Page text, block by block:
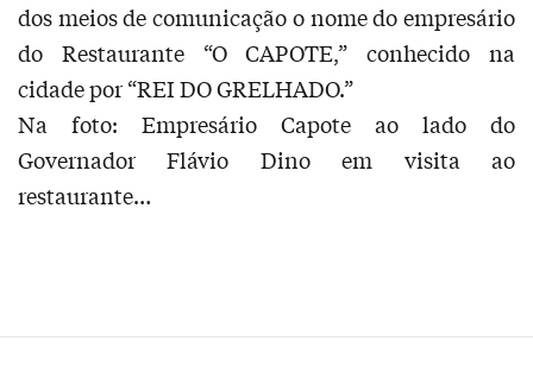
dos meios de comunicação o nome do empresário
do Restaurante “O CAPOTE,” conhecido na
cidade por “REI DO GRELHADO.”
Na foto: Empresário Capote ao lado do
Governador Flávio Dino em visita ao
restaurante…